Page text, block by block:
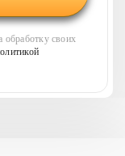
обработку своих